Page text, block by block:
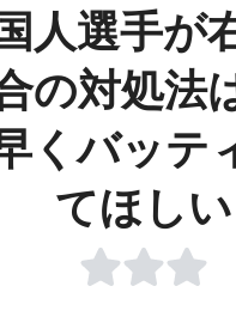
人選手が
の対処法
くバッテ
てほしい